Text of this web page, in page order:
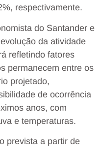
respectivamente.
do Santander e
da atividade
refletindo fatores
permanecem entre os
projetado,
de ocorrência
anos, com
e temperaturas.
prevista a partir de